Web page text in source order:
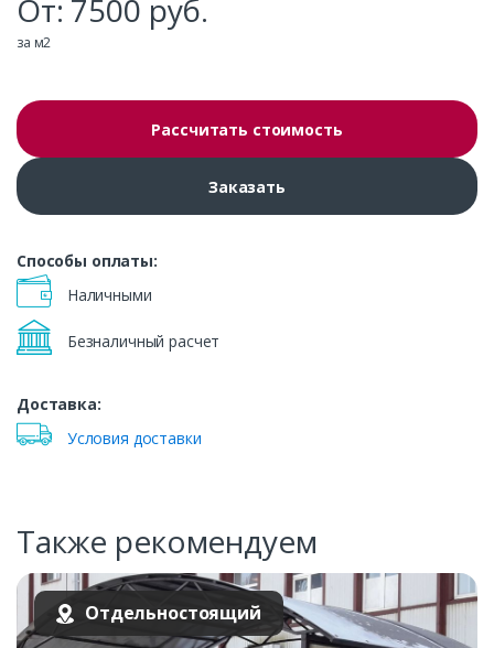
От: 7500 руб.
за м2
Рассчитать стоимость
Заказать
Способы оплаты:
Наличными
Безналичный расчет
Доставка:
Условия доставки
Также рекомендуем
Отдельностоящий